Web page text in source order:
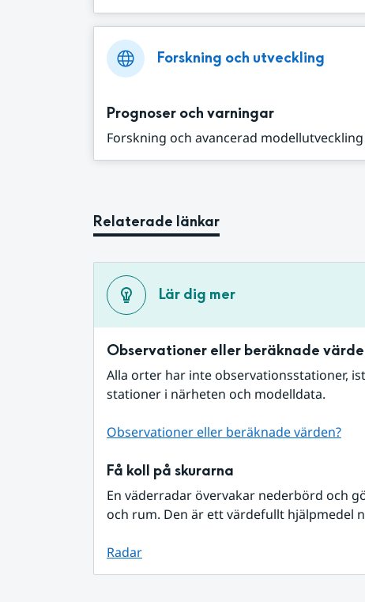
Forskning och utveckling
Prognoser och varningar
Forskning och avancerad
Relaterade länkar
Lär dig mer
Observationer eller beräknade
Alla orter har inte observationsstationer,
stationer i närheten och modelldata.
Observationer eller beräknade värden?
Få koll på skurarna
En väderradar övervakar nederbörd och
och rum. Den är ett värdefullt hjälpmedel
Radar